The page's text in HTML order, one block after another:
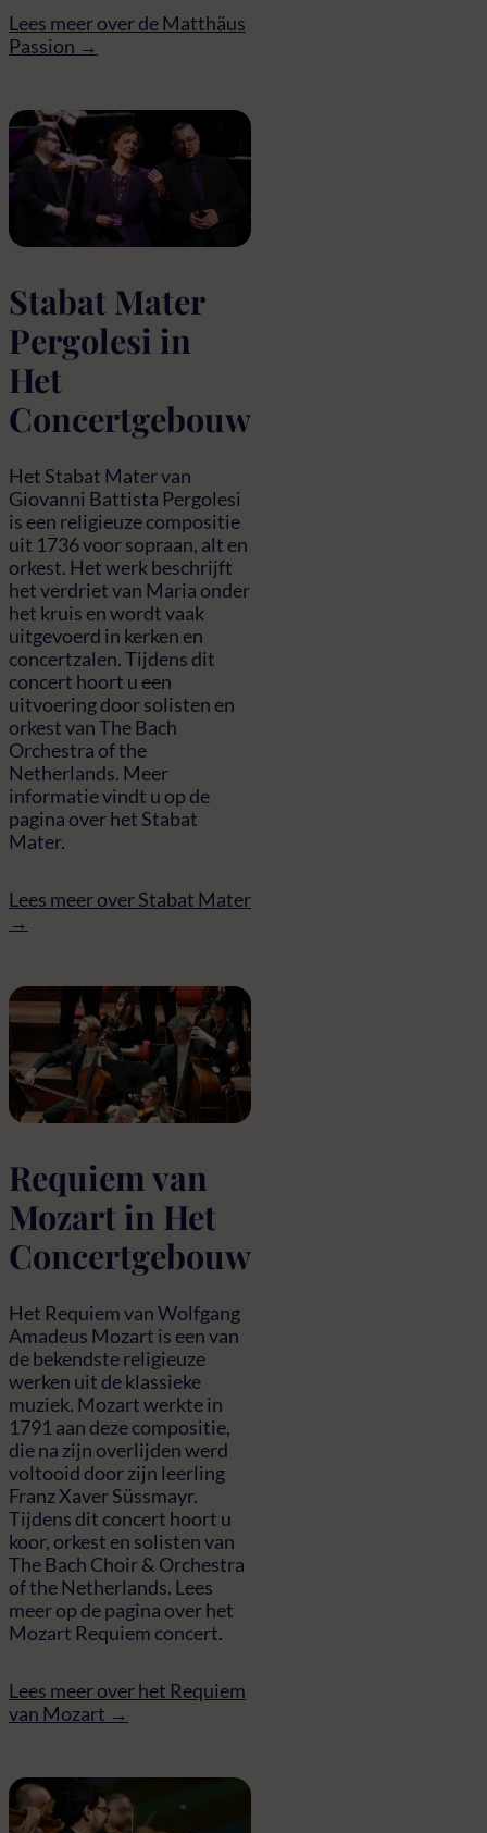
Lees meer over de Matthäus
Passion →
Stabat Mater
Pergolesi in
Het
Concertgebouw
Het Stabat Mater van
Giovanni Battista Pergolesi
is een religieuze compositie
uit 1736 voor sopraan, alt en
orkest. Het werk beschrijft
het verdriet van Maria onder
het kruis en wordt vaak
uitgevoerd in kerken en
concertzalen. Tijdens dit
concert hoort u een
uitvoering door solisten en
orkest van The Bach
Orchestra of the
Netherlands. Meer
informatie vindt u op de
pagina over het Stabat
Mater.
Lees meer over Stabat Mater
→
Requiem van
Mozart in Het
Concertgebouw
Het Requiem van Wolfgang
Amadeus Mozart is een van
de bekendste religieuze
werken uit de klassieke
muziek. Mozart werkte in
1791 aan deze compositie,
die na zijn overlijden werd
voltooid door zijn leerling
Franz Xaver Süssmayr.
Tijdens dit concert hoort u
koor, orkest en solisten van
The Bach Choir & Orchestra
of the Netherlands. Lees
meer op de pagina over het
Mozart Requiem concert.
Lees meer over het Requiem
van Mozart →